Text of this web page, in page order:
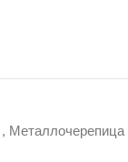
, Металлочерепица